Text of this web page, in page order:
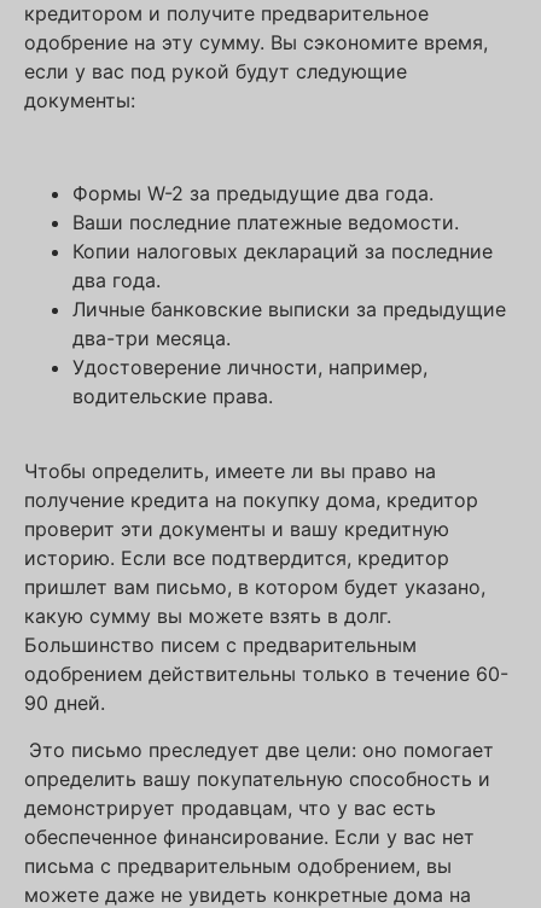
кредитором и получите предварительное
одобрение на эту сумму. Вы сэкономите время,
если у вас под рукой будут следующие
документы:
Формы W-2 за предыдущие два года.
Ваши последние платежные ведомости.
Копии налоговых деклараций за последние
два года.
Личные банковские выписки за предыдущие
два-три месяца.
Удостоверение личности, например,
водительские права.
Чтобы определить, имеете ли вы право на
получение кредита на покупку дома, кредитор
проверит эти документы и вашу кредитную
историю. Если все подтвердится, кредитор
пришлет вам письмо, в котором будет указано,
какую сумму вы можете взять в долг.
Большинство писем с предварительным
одобрением действительны только в течение 60-
90 дней.
Это письмо преследует две цели: оно помогает
определить вашу покупательную способность и
демонстрирует продавцам, что у вас есть
обеспеченное финансирование. Если у вас нет
письма с предварительным одобрением, вы
можете даже не увидеть конкретные дома на